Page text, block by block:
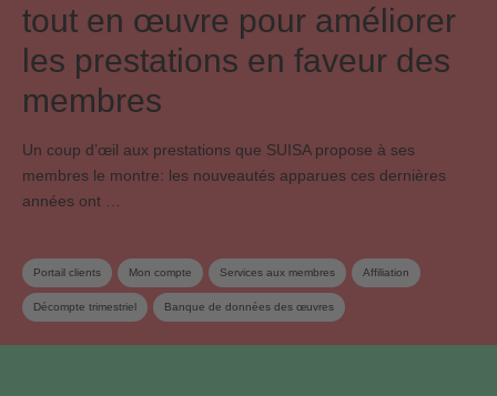
tout en œuvre pour améliorer
les prestations en faveur des
membres
Un coup d’œil aux prestations que SUISA propose à ses
membres le montre: les nouveautés apparues ces dernières
années ont …
Portail clients Mon compte Services aux membres Affiliation
Décompte trimestriel Banque de données des œuvres